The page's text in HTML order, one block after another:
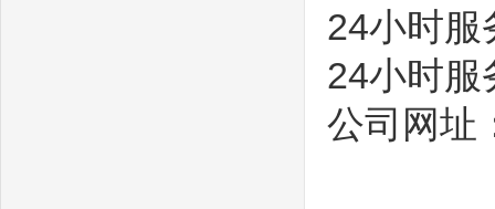
24小时服
24小时服
公司网址